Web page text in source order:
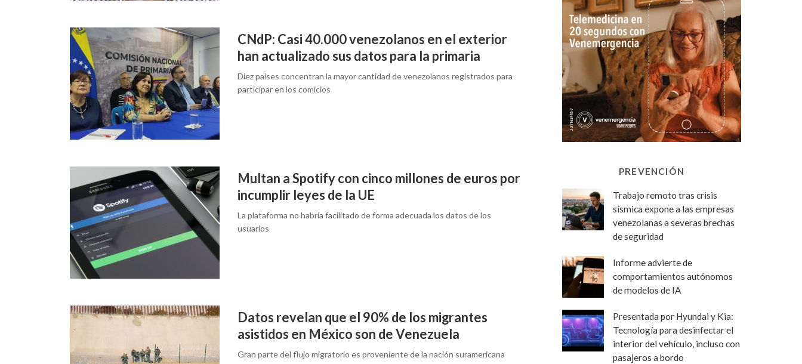
CNdP: Casi 40.000 venezolanos en el exterior
han actualizado sus datos para la primaria
Diez países concentran la mayor cantidad de venezolanos registrados para
participar en los comicios
Multan a Spotify con cinco millones de euros por
incumplir leyes de la UE
La plataforma no habría facilitado de forma adecuada los datos de los
usuarios
Datos revelan que el 90% de los migrantes
asistidos en México son de Venezuela
Gran parte del flujo migratorio es proveniente de la nación suramericana
PREVENCIÓN
Trabajo remoto tras crisis
sísmica expone a las empresas
venezolanas a severas brechas
de seguridad
Informe advierte de
comportamientos autónomos
de modelos de IA
Presentada por Hyundai y Kia:
Tecnología para desinfectar el
interior del vehículo, incluso con
pasajeros a bordo